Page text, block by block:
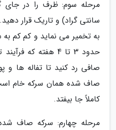
به تخمیر می نماید و کم کم
حدود 3 تا 4 هفته که
صافی رد کنید تا تفاله ها و
صاف شده همان سرکه خام است
کاملاً جا بیفتد.
مرحله چهارم: سرکه صاف